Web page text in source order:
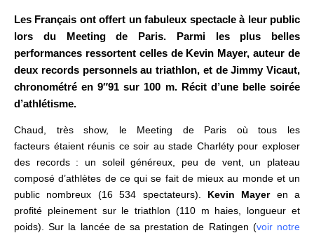
Les Français ont offert un fabuleux spectacle à leur public
lors du Meeting de Paris. Parmi les plus belles
performances ressortent celles de Kevin Mayer, auteur de
deux records personnels au triathlon, et de Jimmy Vicaut,
chronométré en 9″91 sur 100 m. Récit d’une belle soirée
d’athlétisme.
Chaud, très show, le Meeting de Paris où tous les
facteurs étaient réunis ce soir au stade Charléty pour exploser
des records : un soleil généreux, peu de vent, un plateau
composé d’athlètes de ce qui se fait de mieux au monde et un
public nombreux (16 534 spectateurs). Kevin Mayeren a
profité pleinement sur le triathlon (110 m haies, longueur et
poids).Sur la lancée de sa prestation de Ratingen (voir notre